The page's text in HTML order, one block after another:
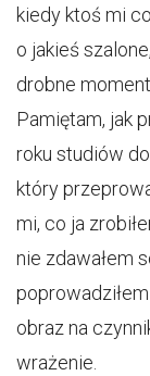
kiedy ktoś mi
o jakieś
drobne
Pamiętam, jak
roku studiów
który
mi, co ja
nie zdawałem
obraz na
wrażenie.